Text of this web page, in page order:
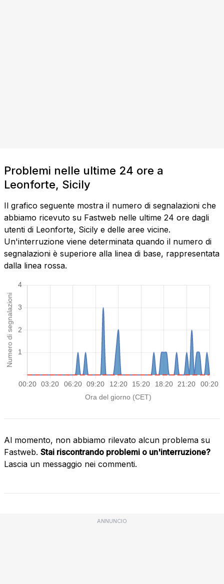
Problemi nelle ultime 24 ore a
Leonforte, Sicily
Il grafico seguente mostra il numero di segnalazioni che
abbiamo ricevuto su Fastweb nelle ultime 24 ore dagli
utenti di Leonforte, Sicily e delle aree vicine.
Un'interruzione viene determinata quando il numero di
segnalazioni è superiore alla linea di base, rappresentata
dalla linea rossa.
Al momento, non abbiamo rilevato alcun problema su
Fastweb. Stai riscontrando problemi o un'interruzione?
Lascia un messaggio nei commenti.
ANNUNCIO